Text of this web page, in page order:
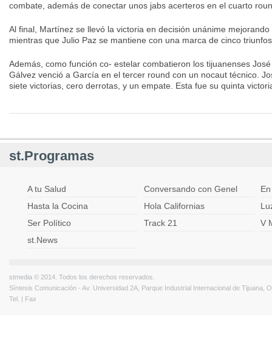
combate, además de conectar unos jabs acerteros en el cuarto
Al final, Martínez se llevó la victoria en decisión unánime
mientras que Julio Paz se mantiene con una marca de cinco
Además, como función co- estelar combatieron los tijuanenses
Gálvez venció a García en el tercer round con un nocaut técnico.
siete victorias, cero derrotas, y un empate. Esta fue su quinta
st.Programas
A tu Salud Conversando con Genel
Hasta la Cocina
Hola Californias
Ser Político
Track 21
V
st.News
stmedia © 2014. Todos los derechos reservados.
Síntesis Comunicación - Av. Universidad 2A, Parque Industrial Internacional de Tijuana,
Tel. | Fax